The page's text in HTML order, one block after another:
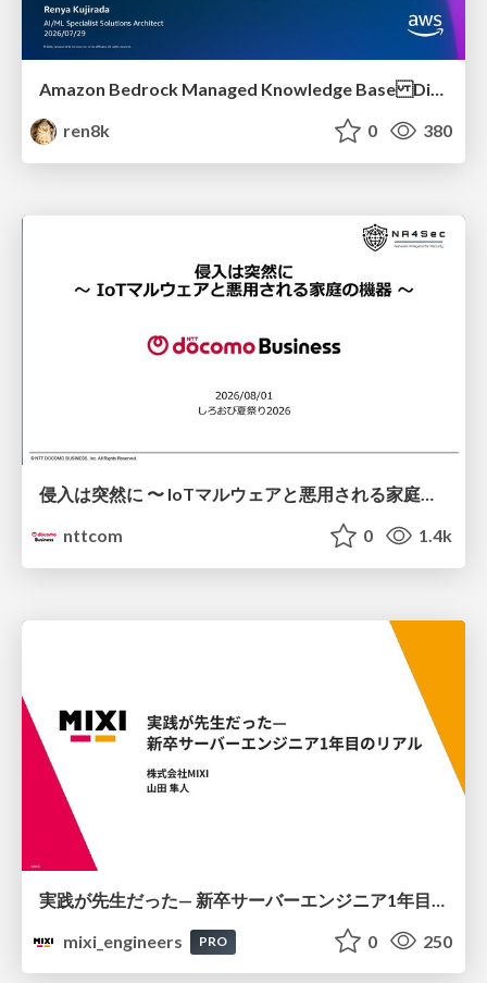
ren8k
0 380
侵入は突然に 〜 IoTマルウェアと悪用される家庭の機器 ～ / When Intrusion Strikes: IoT Malware and the Abuse of Home Devices
nttcom
0 1.4k
mixi_engineers
PRO 0 250